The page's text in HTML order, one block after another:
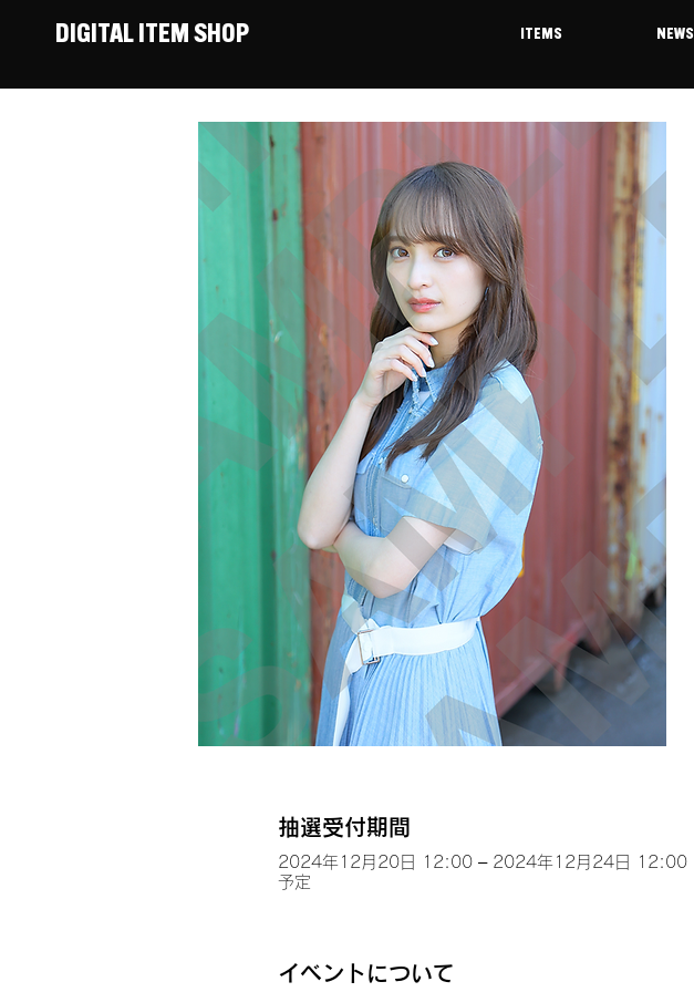
DIGITAL ITEM SHOP ITEMS NEWS
抽選受付期間
2024年12月20日 12:00 – 2024年12月24日 12:00
予定
イベントについて